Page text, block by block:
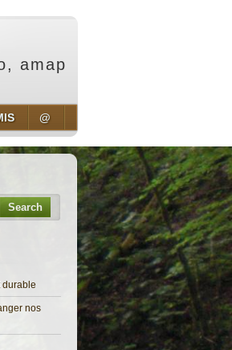
amap
@
Search
durable
nos